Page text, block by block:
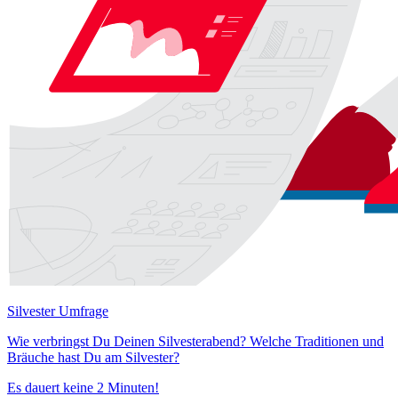
Silvester Umfrage
Wie verbringst Du Deinen Silvesterabend? Welche Traditionen und
Bräuche hast Du am Silvester?
Es dauert keine 2 Minuten!